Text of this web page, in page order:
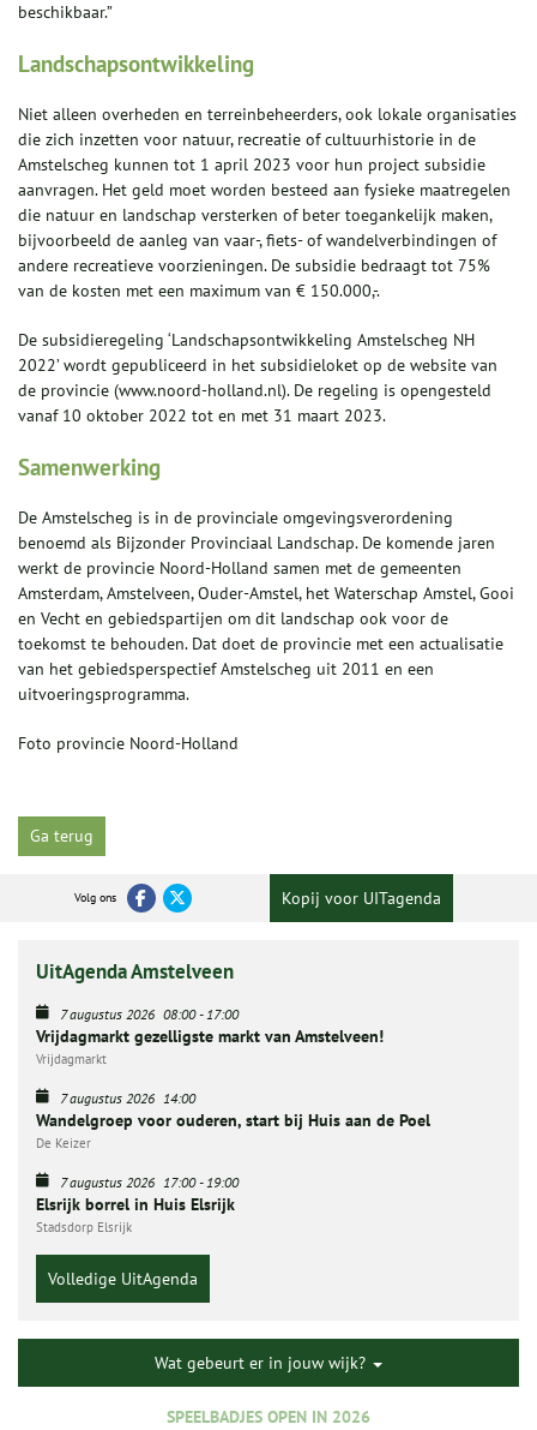
beschikbaar.”
Landschapsontwikkeling
Niet alleen overheden en terreinbeheerders, ook lokale organisaties
die zich inzetten voor natuur, recreatie of cultuurhistorie in de
Amstelscheg kunnen tot 1 april 2023 voor hun project subsidie
aanvragen. Het geld moet worden besteed aan fysieke maatregelen
die natuur en landschap versterken of beter toegankelijk maken,
bijvoorbeeld de aanleg van vaar-, fiets- of wandelverbindingen of
andere recreatieve voorzieningen. De subsidie bedraagt tot 75%
van de kosten met een maximum van € 150.000,-.
De subsidieregeling ‘Landschapsontwikkeling Amstelscheg NH
2022’ wordt gepubliceerd in het subsidieloket op de website van
de provincie (www.noord-holland.nl). De regeling is opengesteld
vanaf 10 oktober 2022 tot en met 31 maart 2023.
Samenwerking
De Amstelscheg is in de provinciale omgevingsverordening
benoemd als Bijzonder Provinciaal Landschap. De komende jaren
werkt de provincie Noord-Holland samen met de gemeenten
Amsterdam, Amstelveen, Ouder-Amstel, het Waterschap Amstel, Gooi
en Vecht en gebiedspartijen om dit landschap ook voor de
toekomst te behouden. Dat doet de provincie met een actualisatie
van het gebiedsperspectief Amstelscheg uit 2011 en een
uitvoeringsprogramma.
Foto provincie Noord-Holland
Ga terug
Volg ons Kopij voor UITagenda
UitAgenda Amstelveen
7 augustus 2026 08:00-17:00
Vrijdagmarkt gezelligste markt van Amstelveen!
Vrijdagmarkt
7 augustus 2026 14:00
Wandelgroep voor ouderen, start bij Huis aan de Poel
De Keizer
7 augustus 2026 17:00-19:00
Elsrijk borrel in Huis Elsrijk
Stadsdorp Elsrijk
Volledige UitAgenda
Wat gebeurt er in jouw wijk?
SPEELBADJES OPEN IN 2026